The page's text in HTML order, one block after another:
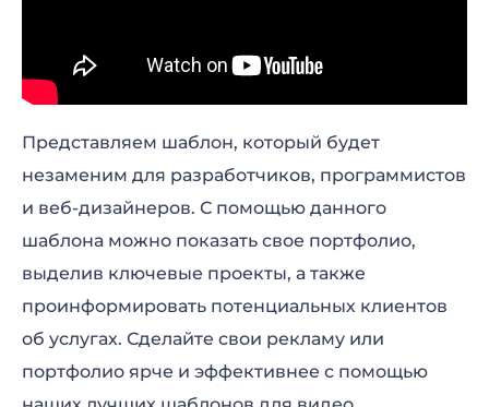
Представляем шаблон, который будет
незаменим для разработчиков, программистов
и веб-дизайнеров. С помощью данного
шаблона можно показать свое портфолио,
выделив ключевые проекты, а также
проинформировать потенциальных клиентов
об услугах. Сделайте свои рекламу или
портфолио ярче и эффективнее с помощью